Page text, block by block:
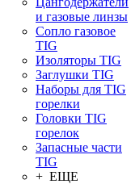
и газовые линзы
Сопло газовое
TIG
Изоляторы TIG
Заглушки TIG
Наборы для TIG
горелки
Головки TIG
горелок
Запасные части
TIG
+ ЕЩЕ